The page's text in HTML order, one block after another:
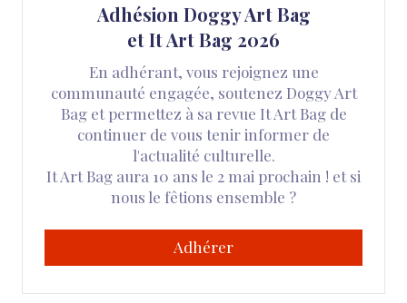
Adhésion Doggy Art Bag
et It Art Bag 2026
En adhérant, vous rejoignez une
communauté engagée, soutenez Doggy Art
Bag et permettez à sa revue It Art Bag de
continuer de vous tenir informer de
l'actualité culturelle.
It Art Bag aura 10 ans le 2 mai prochain ! et si
nous le fêtions ensemble ?
Adhérer